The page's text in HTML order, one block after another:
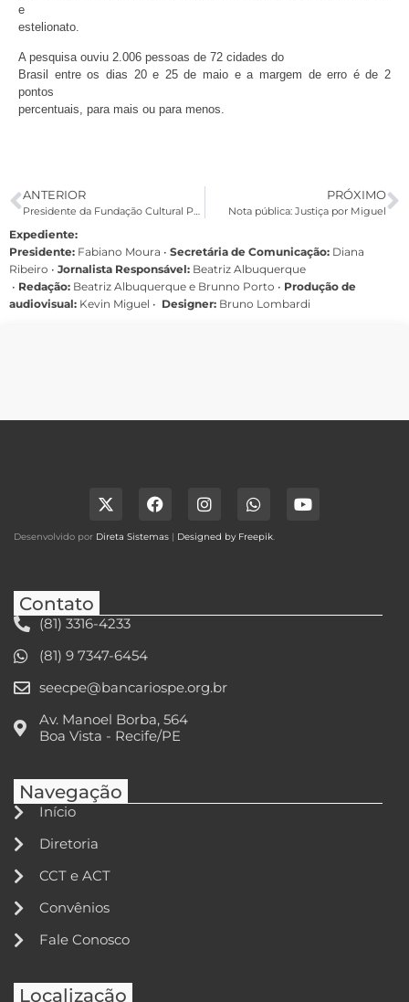
e
estelionato.
A pesquisa ouviu 2.006 pessoas de 72 cidades do
Brasil entre os dias 20 e 25 de maio e a margem de erro é de 2
pontos
percentuais, para mais ou para menos.
ANTERIOR PRÓXIMO
Nota pública: Justiça por Miguel
Expediente:
Presidente: Fabiano Moura • Secretária de Comunicação: Diana
Ribeiro • Jornalista Responsável: Beatriz Albuquerque
• Redação: Beatriz Albuquerque e Brunno Porto • Produção de
audiovisual: Kevin Miguel • Designer: Bruno Lombardi
Desenvolvido por Direta Sistemas | Designed by Freepik.
Contato
(81) 3316-4233
(81) 9 7347-6454
seecpe@bancariospe.org.br
Av. Manoel Borba, 564
Boa Vista - Recife/PE
Navegação
Início
Diretoria
CCT e ACT
Convênios
Fale Conosco
Localização